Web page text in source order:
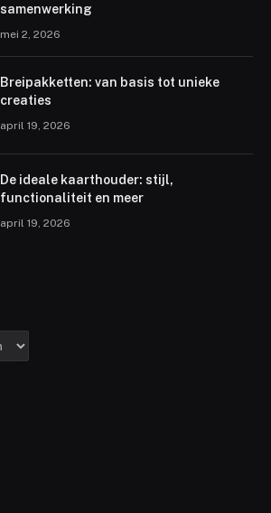
samenwerking
mei 2, 2026
Breipakketten: van basis tot unieke
creaties
april 19, 2026
De ideale kaarthouder: stijl,
functionaliteit en meer
april 19, 2026